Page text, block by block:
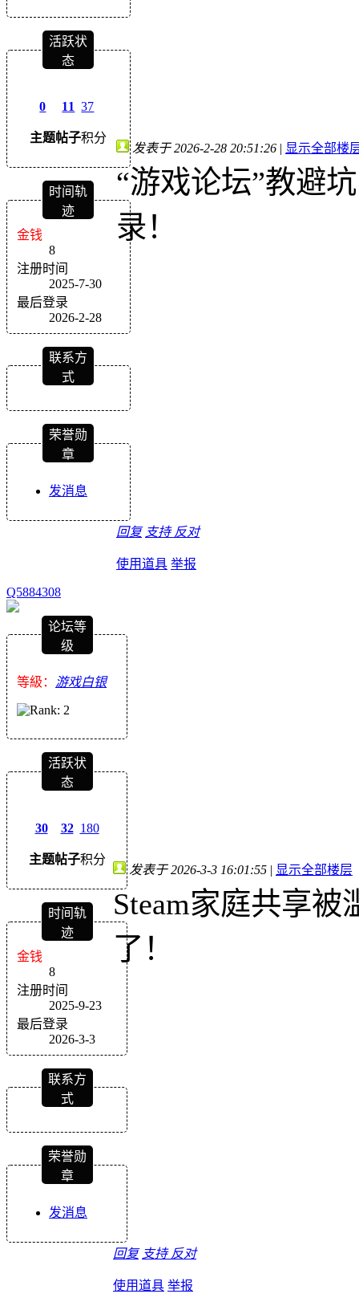
活跃状
态
0
主题
11
帖子
37
积分
时间轨
迹
金钱
8
注册时间
2025-7-30
最后登录
2026-2-28
联系方
式
荣誉勋
章
发消息
发表于 2026-2-28 20:51:26 | 显示全部楼
“游戏论坛”教避
录！
回复 支持 反对
使用道具 举报
Q5884308
论坛等
级
等級： 游戏白银
活跃状
态
30
主题
32
帖子
180
积分
时间轨
迹
金钱
8
注册时间
2025-9-23
最后登录
2026-3-3
联系方
式
荣誉勋
章
发消息
发表于 2026-3-3 16:01:55 | 显示全部楼层
Steam家庭共享
了！
回复 支持 反对
使用道具 举报